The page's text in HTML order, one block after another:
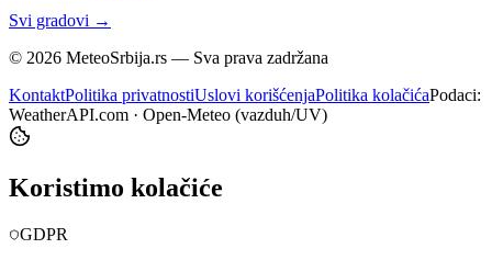
Svi gradovi →
© 2026 MeteoSrbija.rs — Sva prava zadržana
KontaktPolitika privatnostiUslovi korišćenjaPolitika kolačićaPodaci:
WeatherAPI.com · Open-Meteo (vazduh/UV)
Koristimo kolačiće
GDPR